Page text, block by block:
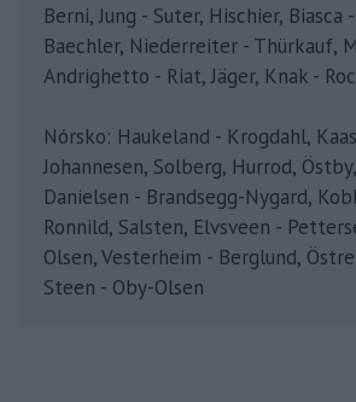
Berni, Jung - Suter, Hischier, Biasca
Baechler, Niederreiter - Thürkauf,
Andrighetto - Riat, Jäger, Knak -
Nórsko: Haukeland - Krogdahl,
Johannesen, Solberg, Hurrod,
Danielsen - Brandsegg-Nygard,
Ronnild, Salsten, Elvsveen -
Olsen, Vesterheim - Berglund,
Steen - Oby-Olsen